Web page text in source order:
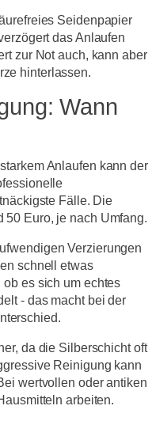
Seidenpapier
das Anlaufen
zur Not auch, kann aber
hinterlassen.
Wann
Anlaufen kann der
Fälle. Die
50 Euro, je nach Umfang.
Verzierungen
schnell etwas
es sich um echtes
- das macht bei der
da die Silberschicht oft
Reinigung kann
wertvollen oder antiken
arbeiten.